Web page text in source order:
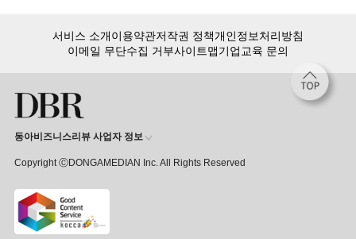
15,000여 건의 DBR 콘텐츠를
서비스 소개이용약관저작권 정책개인정보처리방침
이메일 무단수집 거부사이트맵기업교육 문의
동아비즈니스리뷰 사업자 정보
Copyright ⒸDONGAMEDIAN Inc. All Rights Reserved